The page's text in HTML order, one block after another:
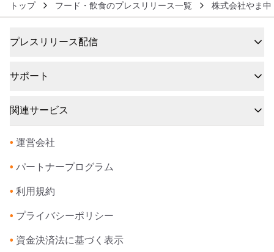
トップ フード・飲食のプレスリリース一覧 株式会社やま中
プレスリリース配信
サポート
関連サービス
• 運営会社
• パートナープログラム
• 利用規約
• プライバシーポリシー
• 資金決済法に基づく表示